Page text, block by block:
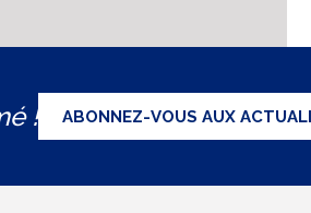
! ABONNEZ-VOUS AUX